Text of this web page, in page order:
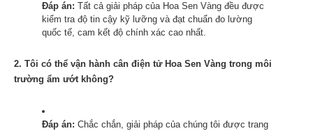
Đáp án: Tất cả giải pháp của Hoa Sen Vàng đều được
kiểm tra độ tin cậy kỹ lưỡng và đạt chuẩn đo lường
quốc tế, cam kết độ chính xác cao nhất.
2. Tôi có thể vận hành cân điện tử Hoa Sen Vàng trong môi
trường ẩm ướt không?
Đáp án: Chắc chắn, giải pháp của chúng tôi được trang